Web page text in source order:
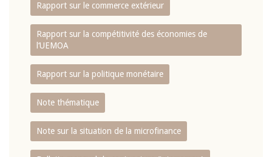
Rapport sur le commerce extérieur
Rapport sur la compétitivité des économies de
l‘UEMOA
Rapport sur la politique monétaire
Note thématique
Note sur la situation de la microfinance